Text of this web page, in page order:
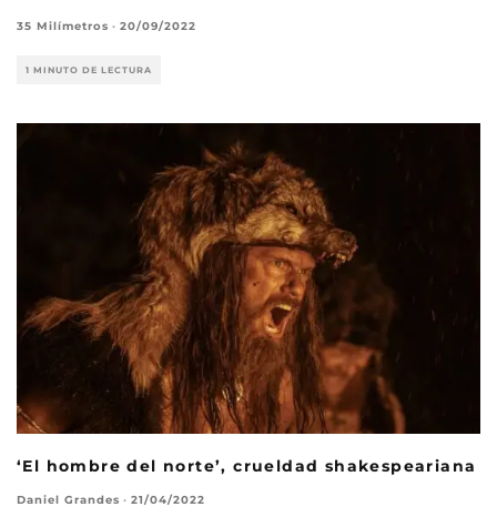
35 Milímetros · 20/09/2022
1 MINUTO DE LECTURA
‘El hombre del norte’, crueldad shakespeariana
Daniel Grandes · 21/04/2022